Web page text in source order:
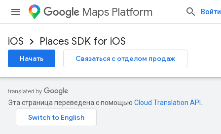
Maps Platform Войти
iOS Places SDK for iOS
Начать Связаться с отделом продаж
Эта страница переведена с помощью Cloud Translation API